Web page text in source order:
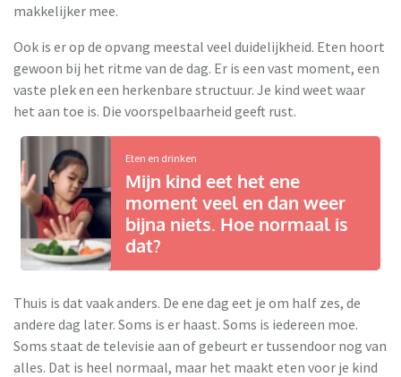
makkelijker mee.
Ook is er op de opvang meestal veel duidelijkheid. Eten hoort
gewoon bij het ritme van de dag. Er is een vast moment, een
vaste plek en een herkenbare structuur. Je kind weet waar
het aan toe is. Die voorspelbaarheid geeft rust.
Eten en drinken
Mijn kind eet het ene
moment veel en dan weer
bijna niets. Hoe normaal is
dat?
Thuis is dat vaak anders. De ene dag eet je om half zes, de
andere dag later. Soms is er haast. Soms is iedereen moe.
Soms staat de televisie aan of gebeurt er tussendoor nog van
alles. Dat is heel normaal, maar het maakt eten voor je kind